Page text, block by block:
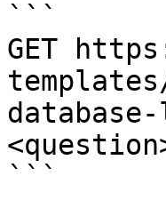
```
GET
```